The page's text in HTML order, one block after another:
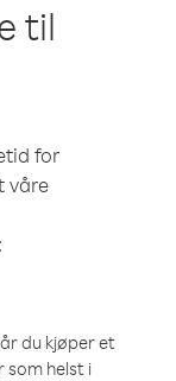
til
for
våre
du kjøper et
som helst i